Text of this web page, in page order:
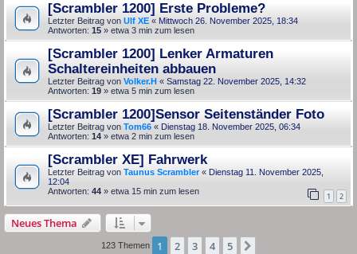
[Scrambler 1200] Erste Probleme?
Letzter Beitrag von Ulf XE « Mittwoch 26. November 2025, 18:34
Antworten: 15 » etwa 3 min zum lesen
[Scrambler 1200] Lenker Armaturen
Schaltereinheiten abbauen
Letzter Beitrag von Volker.H « Samstag 22. November 2025, 14:32
Antworten: 19 » etwa 5 min zum lesen
[Scrambler 1200]Sensor Seitenständer Foto
Letzter Beitrag von Tom66 « Dienstag 18. November 2025, 06:34
Antworten: 14 » etwa 2 min zum lesen
[Scrambler XE] Fahrwerk
Letzter Beitrag von Taunus Scrambler« Dienstag 11. November 2025,
12:04
Antworten: 44 1 2
» etwa 15 min zum lesen
Neues Thema
123 Themen 1 2 3 4 5